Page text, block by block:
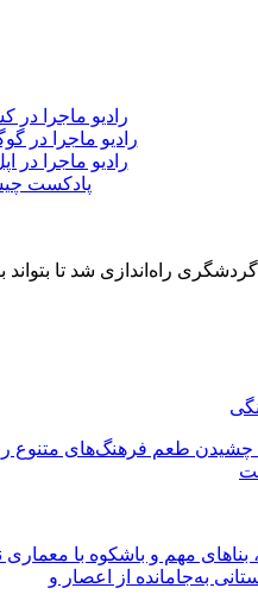
رادیو ماجرا
رادیو ماجرا در
رادیو ماجرا در
پادکست
طعم فرهنگ‌های متنوع
بناهای مهم و باشکوه با
به‌جامانده از اعصار و